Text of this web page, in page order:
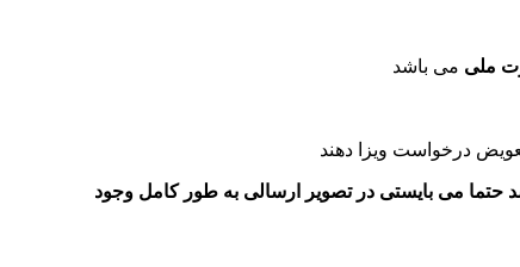
می باشد
درخواست ویزا دهند
و همچنین 2 خط زیر پاسپورت که به صورت کد می باشد حتما می بایستی در تصویر ارسالی به طور کامل وجود